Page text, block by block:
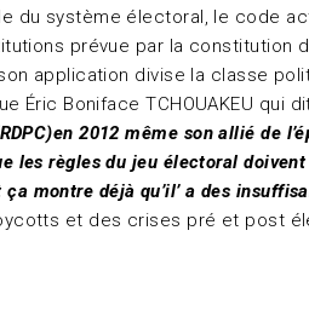
du système électoral, le code
prévue par la constitution
application divise la classe
Éric Boniface TCHOUAKEU qui
2012 même son allié de
les règles du jeu électoral
montre déjà qu’il’ a des
et des crises pré et post